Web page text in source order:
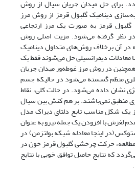
برای حل میدان جریان سیال از روش
دینامیک گلبول قرمز از روش مرز
قرمز به صورت یک مرز ارتجاعی
نظر گرفته می‌شود. مزیت اصلی روش
در آن برخلاف روش‌های متداول دینامیک
معادلات دیفرانسیلی حل می‌شوند فقط یک
در روش مرز غوطه‌ور میدان جریان
منظم گسسته می‌شود در حالیکه جسم
نشان داده می‌شود. در حالت کلی، نقاط
منطبق نمی‌باشند. بر هم کنش بین سیال
یک شکل مناسب تابع دلتای دیراک مدل
لغزش با افزودن یک جمله نیرو به عنوان
(در اینجا معادله شبکه بولتزمن) در
حرکت چرخشی گلبول قرمز خون در
که نتایج حاصل توافق خوبی با نتایج